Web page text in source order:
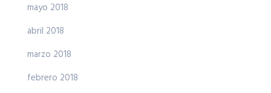
mayo 2018
abril 2018
marzo 2018
febrero 2018